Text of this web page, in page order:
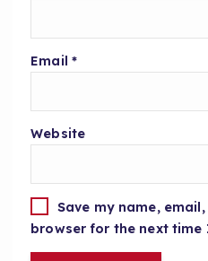
Email *
Website
Save my name,
browser for the next time